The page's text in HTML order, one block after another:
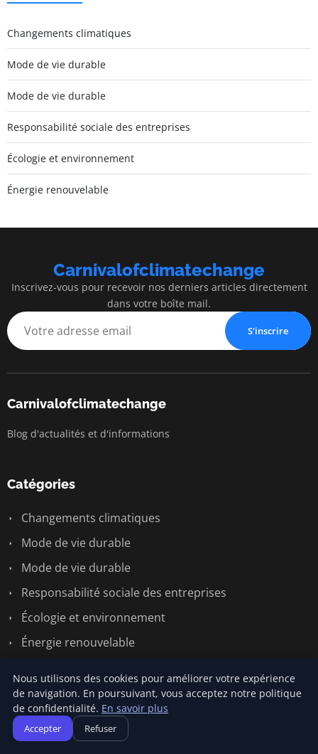
Changements climatiques
Mode de vie durable
Mode de vie durable
Responsabilité sociale des entreprises
Écologie et environnement
Énergie renouvelable
Carnivalofclimatechange
Inscrivez-vous pour recevoir nos derniers articles directement
dans votre boîte mail.
S'inscrire
Carnivalofclimatechange
Blog d'actualités et d'informations
Catégories
Changements climatiques
Mode de vie durable
Mode de vie durable
Responsabilité sociale des entreprises
Écologie et environnement
Énergie renouvelable
Liens utiles
Contact
Nous utilisons des cookies pour améliorer votre expérience
de navigation. En poursuivant, vous acceptez notre politique
de confidentialité. En savoir plus
Accepter Refuser